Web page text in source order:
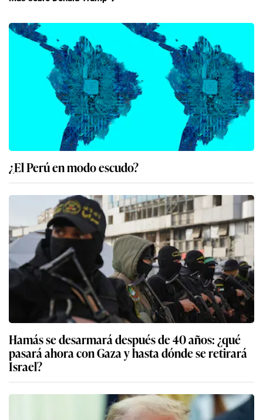
¿El Perú en modo escudo?
Hamás se desarmará después de 40 años: ¿qué
pasará ahora con Gaza y hasta dónde se retirará
Israel?